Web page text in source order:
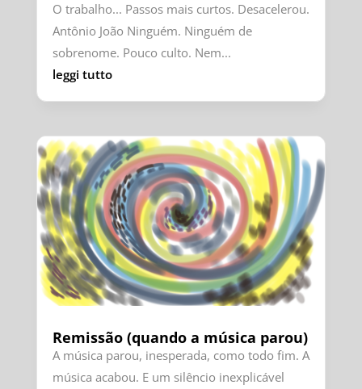
O trabalho... Passos mais curtos. Desacelerou.
Antônio João Ninguém. Ninguém de
sobrenome. Pouco culto. Nem...
leggi tutto
Remissão (quando a música parou)
A música parou, inesperada, como todo fim. A
música acabou. E um silêncio inexplicável